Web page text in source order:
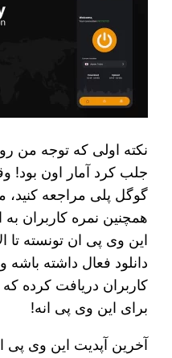
نکته اولی که توجه من
جلب کرد آمار اون بود!
گوگل پلی مراجعه کنید،
همچنین نمره کاربران به
این وی پی ان تونسته تا
کاربران دریافت کرده
برای این وی پی انه!
آخرین آپدیت این وی